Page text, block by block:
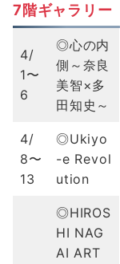
7階ギャラリー
4/
1〜
6
◎心の内
側～奈良
美智×多
田知史～
4/
8〜
13
◎Ukiyo
-e Revol
ution
◎HIROS
HI NAG
AI ART